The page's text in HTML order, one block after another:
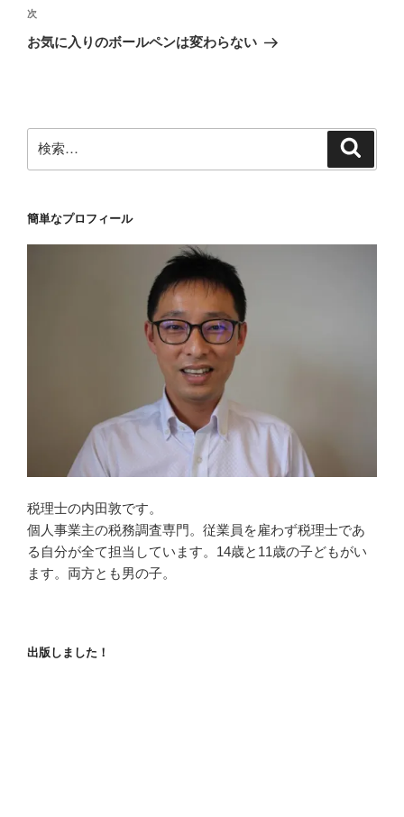
ビ
ゲ
ン
稿
次
の
次
お気に入りのボールペンは変わらない
索:
簡単なプロフィール
税理士の内田敦です。
個人事業主の税務調査専門。従業員を雇わず税理士であ
る自分が全て担当しています。14歳と11歳の子どもがい
ます。両方とも男の子。
出版しました！